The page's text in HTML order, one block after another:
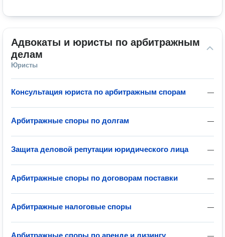
Адвокаты и юристы по арбитражным
делам
Юристы
—
Консультация юриста по арбитражным спорам
—
Арбитражные споры по долгам
—
Защита деловой репутации юридического лица
—
Арбитражные споры по договорам поставки
—
Арбитражные налоговые споры
Арбитражные споры по аренде и лизингу